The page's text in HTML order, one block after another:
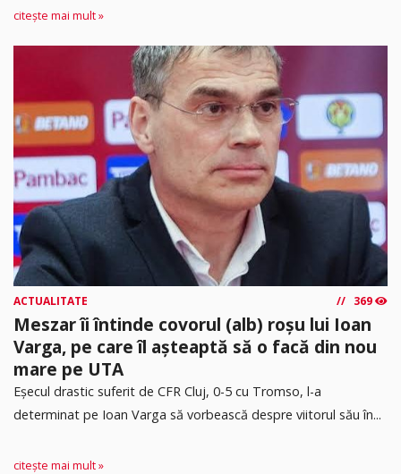
citește mai mult »
ACTUALITATE 369
Meszar îi întinde covorul (alb) roșu lui Ioan
Varga, pe care îl așteaptă să o facă din nou
mare pe UTA
Eșecul drastic suferit de CFR Cluj, 0-5 cu Tromso, l-a
determinat pe Ioan Varga să vorbească despre viitorul său în...
citește mai mult »